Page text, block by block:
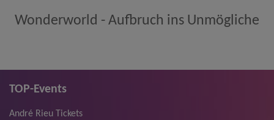
Wonderworld - Aufbruch ins Unmögliche
TOP-Events
André Rieu Tickets